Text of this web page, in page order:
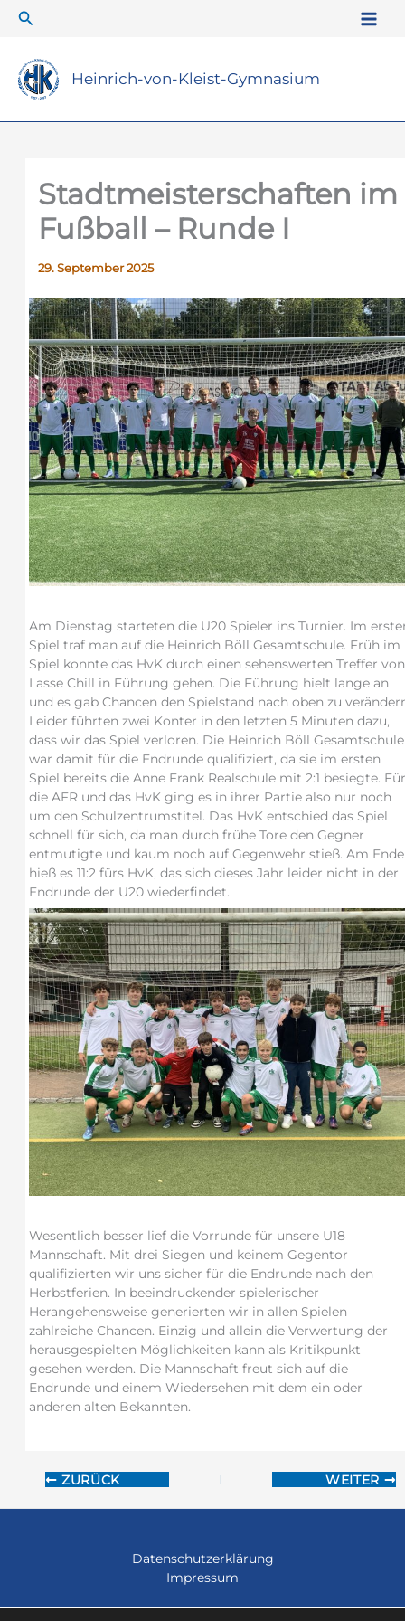
Zum
Inhalt
Suchen
Heinrich-von-Kleist-Gymnasium
Stadtmeisterschaften im
Fußball – Runde I
29. September 2025
Am Dienstag starteten die U20 Spieler ins Turnier. Im
Spiel traf man auf die Heinrich Böll Gesamtschule. Früh im
Spiel konnte das HvK durch einen sehenswerten Treffer von
Lasse Chill in Führung gehen. Die Führung hielt lange an
und es gab Chancen den Spielstand nach oben zu
Leider führten zwei Konter in den letzten 5 Minuten dazu,
dass wir das Spiel verloren. Die Heinrich Böll Gesamtschule
war damit für die Endrunde qualifiziert, da sie im ersten
Spiel bereits die Anne Frank Realschule mit 2:1 besiegte. Für
die AFR und das HvK ging es in ihrer Partie also nur noch
um den Schulzentrumstitel. Das HvK entschied das Spiel
schnell für sich, da man durch frühe Tore den Gegner
entmutigte und kaum noch auf Gegenwehr stieß. Am Ende
hieß es 11:2 fürs HvK, das sich dieses Jahr leider nicht in der
Endrunde der U20 wiederfindet.
Wesentlich besser lief die Vorrunde für unsere U18
Mannschaft. Mit drei Siegen und keinem Gegentor
qualifizierten wir uns sicher für die Endrunde nach den
Herbstferien. In beeindruckender spielerischer
Herangehensweise generierten wir in allen Spielen
zahlreiche Chancen. Einzig und allein die Verwertung der
herausgespielten Möglichkeiten kann als Kritikpunkt
gesehen werden. Die Mannschaft freut sich auf die
Endrunde und einem Wiedersehen mit dem ein oder
anderen alten Bekannten.
ZURÜCK WEITER
Datenschutzerklärung
Impressum